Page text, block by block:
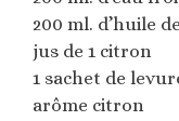
200 ml. d’huile
jus de 1 citron
1 sachet de
arôme citron